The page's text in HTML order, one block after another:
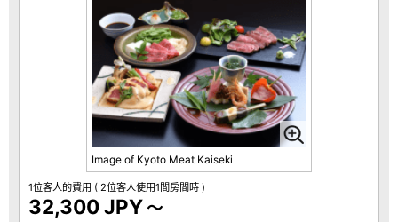
Image of Kyoto Meat Kaiseki
1位客人的費用 ( 2位客人使用1間房間時 )
32,300 JPY～